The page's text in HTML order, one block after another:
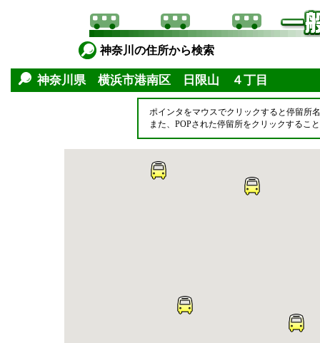
神奈川の住所から検索
神奈川県 横浜市港南区 日限山 ４丁目
ポインタをマウスでクリックすると停留所
また、POPされた停留所をクリックするこ